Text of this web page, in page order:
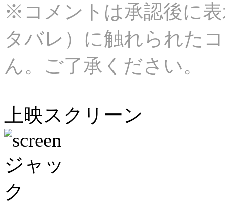
※コメントは承認後に
タバレ）に触れられた
ん。ご了承ください。
上映スクリーン